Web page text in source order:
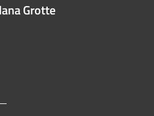
Grotte